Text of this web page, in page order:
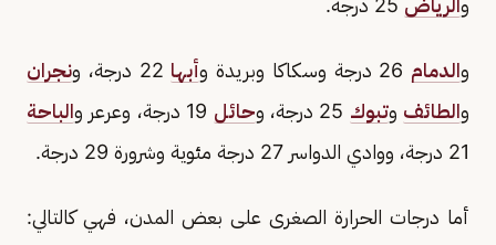
والرياض
والدمام أبها
نجران
والطائف وتبوك حائل
الباحة
21 درجة، ووادي الدواسر 27 درجة مئوية وشرورة 29 درجة.
أما درجات الحرارة الصغرى على بعض المدن، فهي كالتالي: